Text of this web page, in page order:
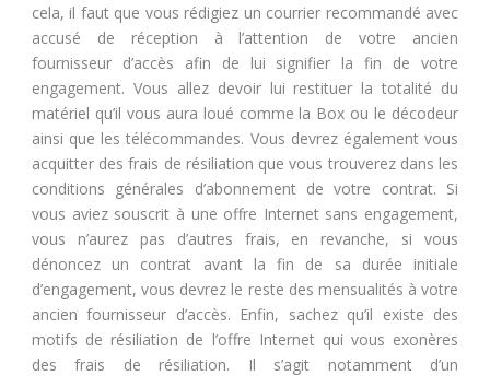
cela, il faut que vous rédigiez un courrier recommandé avec
accusé de réception à l’attention de votre ancien
fournisseur d’accès afin de lui signifier la fin de votre
engagement. Vous allez devoir lui restituer la totalité du
matériel qu’il vous aura loué comme la Box ou le décodeur
ainsi que les télécommandes. Vous devrez également vous
acquitter des frais de résiliation que vous trouverez dans les
conditions générales d’abonnement de votre contrat. Si
vous aviez souscrit à une offre Internet sans engagement,
vous n’aurez pas d’autres frais, en revanche, si vous
dénoncez un contrat avant la fin de sa durée initiale
d’engagement, vous devrez le reste des mensualités à votre
ancien fournisseur d’accès. Enfin, sachez qu’il existe des
motifs de résiliation de l’offre Internet qui vous exonères
des frais de résiliation. Il s’agit notamment d’un